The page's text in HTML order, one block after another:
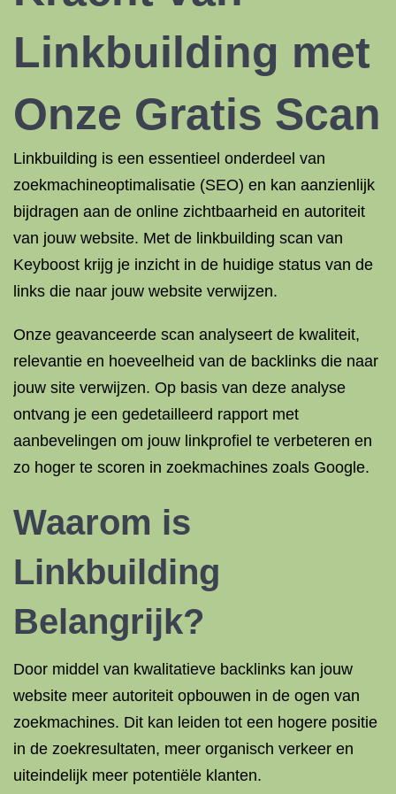
Linkbuilding met
Onze Gratis Scan
Linkbuilding is een essentieel onderdeel van
zoekmachineoptimalisatie (SEO) en kan aanzienlijk
bijdragen aan de online zichtbaarheid en autoriteit
van jouw website. Met de linkbuilding scan van
Keyboost krijg je inzicht in de huidige status van de
links die naar jouw website verwijzen.
Onze geavanceerde scan analyseert de kwaliteit,
relevantie en hoeveelheid van de backlinks die naar
jouw site verwijzen. Op basis van deze analyse
ontvang je een gedetailleerd rapport met
aanbevelingen om jouw linkprofiel te verbeteren en
zo hoger te scoren in zoekmachines zoals Google.
Waarom is
Linkbuilding
Belangrijk?
Door middel van kwalitatieve backlinks kan jouw
website meer autoriteit opbouwen in de ogen van
zoekmachines. Dit kan leiden tot een hogere positie
in de zoekresultaten, meer organisch verkeer en
uiteindelijk meer potentiële klanten.